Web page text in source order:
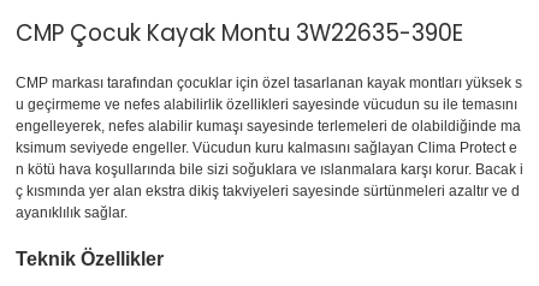
CMP Çocuk Kayak Montu 3W22635-390E
CMP markası tarafından çocuklar için özel tasarlanan kayak montları yüksek s
u geçirmeme ve nefes alabilirlik özellikleri sayesinde vücudun su ile temasını
engelleyerek, nefes alabilir kumaşı sayesinde terlemeleri de olabildiğinde ma
ksimum seviyede engeller. Vücudun kuru kalmasını sağlayan Clima Protect e
n kötü hava koşullarında bile sizi soğuklara ve ıslanmalara karşı korur. Bacak i
ç kısmında yer alan ekstra dikiş takviyeleri sayesinde sürtünmeleri azaltır ve d
ayanıklılık sağlar.
Teknik Özellikler